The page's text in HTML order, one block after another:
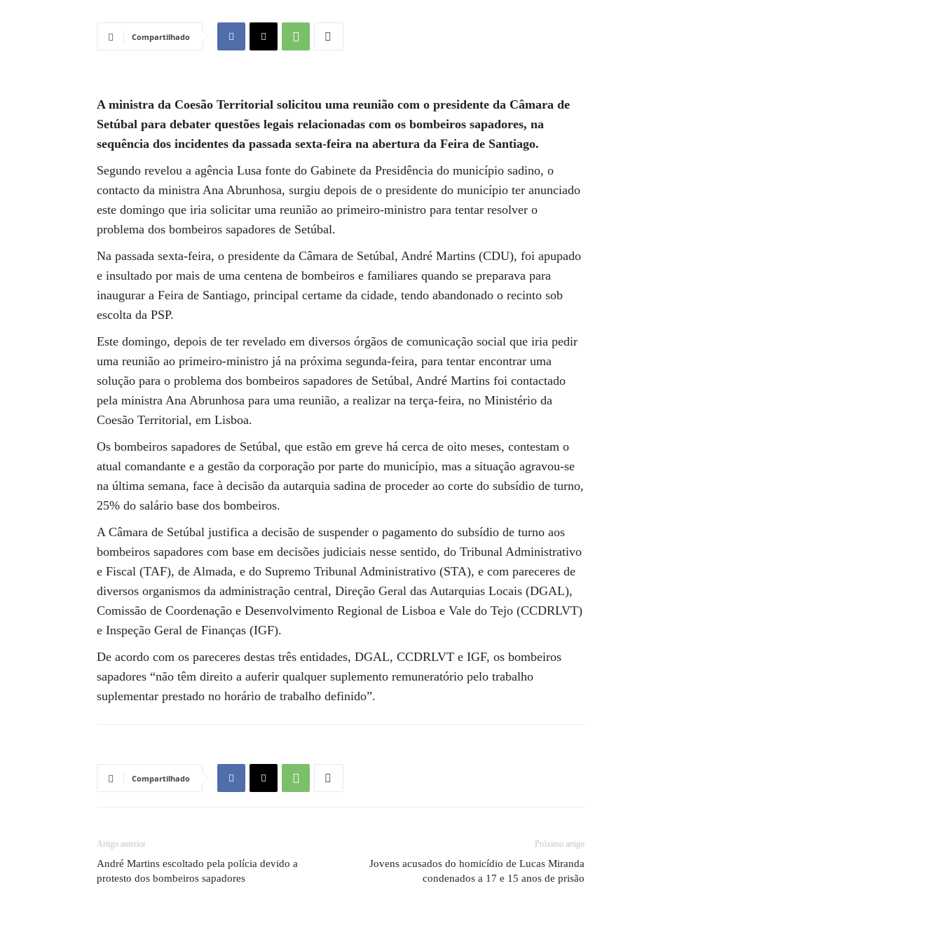
Compartilhado
A ministra da Coesão Territorial solicitou uma reunião com o presidente da Câmara de
Setúbal para debater questões legais relacionadas com os bombeiros sapadores, na
sequência dos incidentes da passada sexta-feira na abertura da Feira de Santiago.
Segundo revelou a agência Lusa fonte do Gabinete da Presidência do município sadino, o
contacto da ministra Ana Abrunhosa, surgiu depois de o presidente do município ter anunciado
este domingo que iria solicitar uma reunião ao primeiro-ministro para tentar resolver o
problema dos bombeiros sapadores de Setúbal.
Na passada sexta-feira, o presidente da Câmara de Setúbal, André Martins (CDU), foi apupado
e insultado por mais de uma centena de bombeiros e familiares quando se preparava para
inaugurar a Feira de Santiago, principal certame da cidade, tendo abandonado o recinto sob
escolta da PSP.
Este domingo, depois de ter revelado em diversos órgãos de comunicação social que iria pedir
uma reunião ao primeiro-ministro já na próxima segunda-feira, para tentar encontrar uma
solução para o problema dos bombeiros sapadores de Setúbal, André Martins foi contactado
pela ministra Ana Abrunhosa para uma reunião, a realizar na terça-feira, no Ministério da
Coesão Territorial, em Lisboa.
Os bombeiros sapadores de Setúbal, que estão em greve há cerca de oito meses, contestam o
atual comandante e a gestão da corporação por parte do município, mas a situação agravou-se
na última semana, face à decisão da autarquia sadina de proceder ao corte do subsídio de turno,
25% do salário base dos bombeiros.
A Câmara de Setúbal justifica a decisão de suspender o pagamento do subsídio de turno aos
bombeiros sapadores com base em decisões judiciais nesse sentido, do Tribunal Administrativo
e Fiscal (TAF), de Almada, e do Supremo Tribunal Administrativo (STA), e com pareceres de
diversos organismos da administração central, Direção Geral das Autarquias Locais (DGAL),
Comissão de Coordenação e Desenvolvimento Regional de Lisboa e Vale do Tejo (CCDRLVT)
e Inspeção Geral de Finanças (IGF).
De acordo com os pareceres destas três entidades, DGAL, CCDRLVT e IGF, os bombeiros
sapadores “não têm direito a auferir qualquer suplemento remuneratório pelo trabalho
suplementar prestado no horário de trabalho definido”.
Compartilhado
Artigo anterior
André Martins escoltado pela polícia devido a
protesto dos bombeiros sapadores
Próximo artigo
Jovens acusados do homicídio de Lucas Miranda
condenados a 17 e 15 anos de prisão